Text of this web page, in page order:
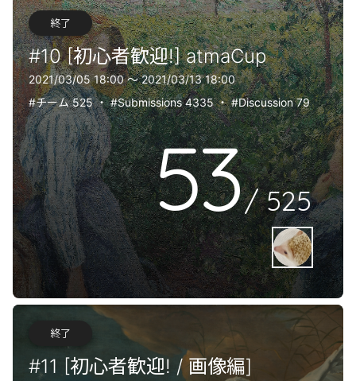
終了
#10 [初心者歓迎!] atmaCup
2021/03/05 18:00 〜 2021/03/13 18:00
#チーム 525・#Submissions 4335・#Discussion 79
53/525
終了
#11 [初心者歓迎! / 画像編]